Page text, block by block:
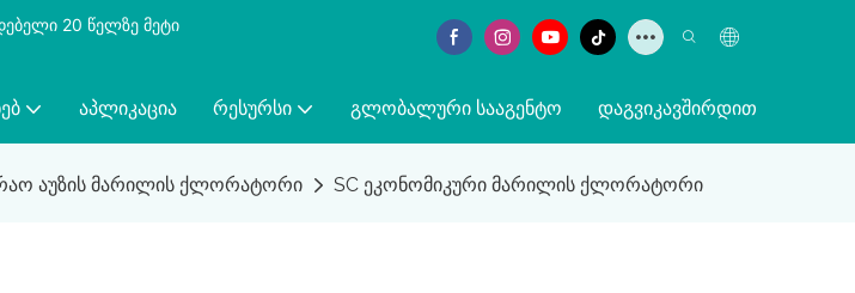
20 წელზე მეტი
ᲐᲞᲚᲘᲙᲐᲪᲘᲐ ᲠᲔᲡᲣᲠᲡᲘ ᲒᲚᲝᲑᲐᲚᲣᲠᲘ ᲡᲐᲐᲒᲔᲜᲢᲝ ᲓᲐᲒᲕᲘᲙᲐᲕᲨᲘᲠᲓᲘᲗ
აუზის მარილის ქლორატორი SC ეკონომიკური მარილის ქლორატორი